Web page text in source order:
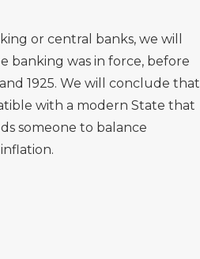
or central banks, we will
banking was in force, before
1925. We will conclude that
with a modern State that
someone to balance